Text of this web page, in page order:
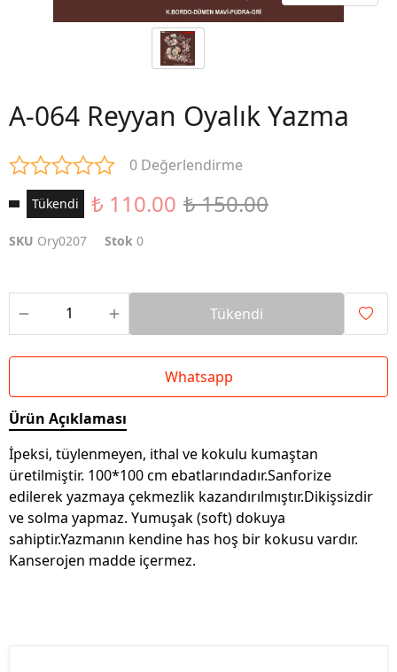
A-064 Reyyan Oyalık Yazma
0 Değerlendirme
Tükendi ₺ 110.00 ₺ 150.00
SKU Ory0207 Stok 0
Tükendi
Whatsapp
Ürün Açıklaması
İpeksi, tüylenmeyen, ithal ve kokulu kumaştan
üretilmiştir. 100*100 cm ebatlarındadır.Sanforize
edilerek yazmaya çekmezlik kazandırılmıştır.Dikişsizdir
ve solma yapmaz. Yumuşak (soft) dokuya
sahiptir.Yazmanın kendine has hoş bir kokusu vardır.
Kanserojen madde içermez.